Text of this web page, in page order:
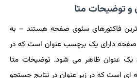
توضیحات متا
فاکتورهای سئوی صفحه هستند – به
دارای یک برچسب عنوان است که در
یک عنوان ظاهر می شود. توضیحات متا
ای است که در زیر عنوان در نتایج جستجو